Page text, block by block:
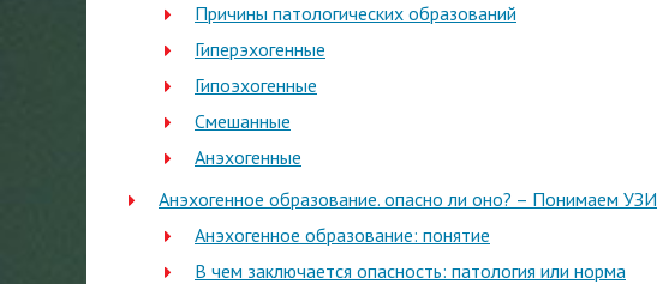
Причины патологических образований
Гиперэхогенные
Гипоэхогенные
Смешанные
Анэхогенные
Анэхогенное образование. опасно ли оно? – Понимаем УЗИ
Анэхогенное образование: понятие
В чем заключается опасность: патология или норма